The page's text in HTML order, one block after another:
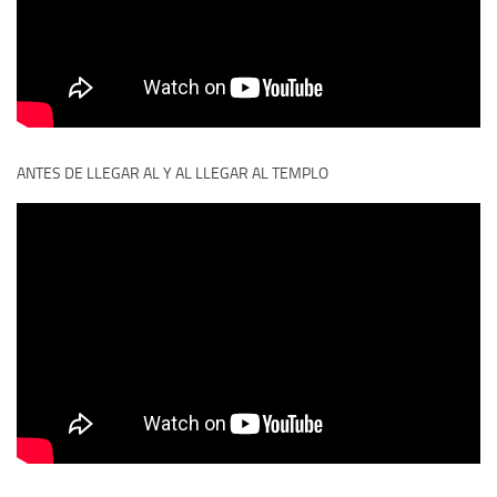
ANTES DE LLEGAR AL Y AL LLEGAR AL TEMPLO